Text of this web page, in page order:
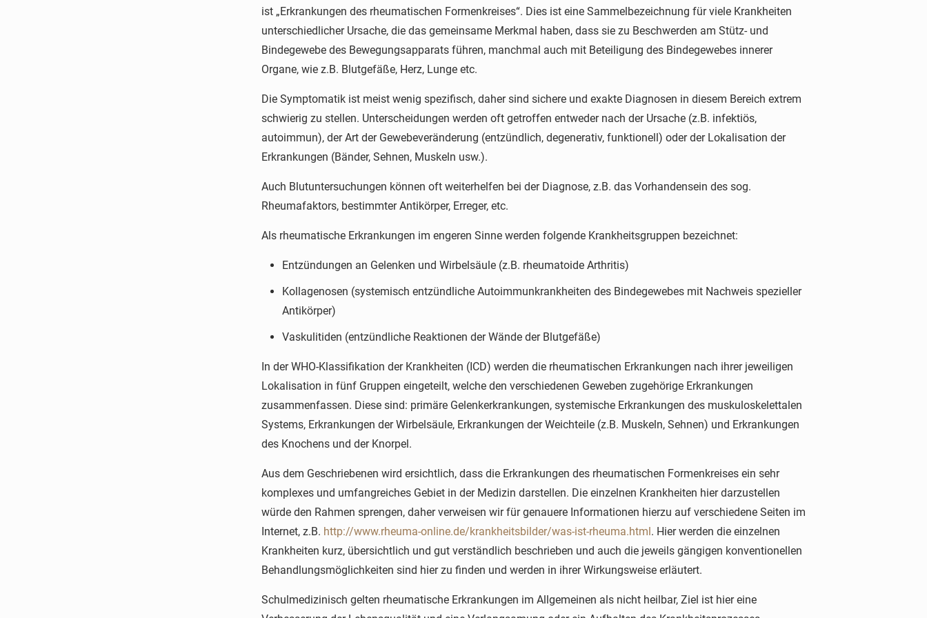
ist „Erkrankungen des rheumatischen Formenkreises“. Dies ist eine Sammelbezeichnung für viele Krankheiten
unterschiedlicher Ursache, die das gemeinsame Merkmal haben, dass sie zu Beschwerden am Stütz- und
Bindegewebe des Bewegungsapparats führen, manchmal auch mit Beteiligung des Bindegewebes innerer
Organe, wie z.B. Blutgefäße, Herz, Lunge etc.
Die Symptomatik ist meist wenig spezifisch, daher sind sichere und exakte Diagnosen in diesem Bereich extrem
schwierig zu stellen. Unterscheidungen werden oft getroffen entweder nach der Ursache (z.B. infektiös,
autoimmun), der Art der Gewebeveränderung (entzündlich, degenerativ, funktionell) oder der Lokalisation der
Erkrankungen (Bänder, Sehnen, Muskeln usw.).
Auch Blutuntersuchungen können oft weiterhelfen bei der Diagnose, z.B. das Vorhandensein des sog.
Rheumafaktors, bestimmter Antikörper, Erreger, etc.
Als rheumatische Erkrankungen im engeren Sinne werden folgende Krankheitsgruppen bezeichnet:
Entzündungen an Gelenken und Wirbelsäule (z.B. rheumatoide Arthritis)
Kollagenosen (systemisch entzündliche Autoimmunkrankheiten des Bindegewebes mit Nachweis spezieller
Antikörper)
Vaskulitiden (entzündliche Reaktionen der Wände der Blutgefäße)
In der WHO-Klassifikation der Krankheiten (ICD) werden die rheumatischen Erkrankungen nach ihrer jeweiligen
Lokalisation in fünf Gruppen eingeteilt, welche den verschiedenen Geweben zugehörige Erkrankungen
zusammenfassen. Diese sind: primäre Gelenkerkrankungen, systemische Erkrankungen des muskuloskelettalen
Systems, Erkrankungen der Wirbelsäule, Erkrankungen der Weichteile (z.B. Muskeln, Sehnen) und Erkrankungen
des Knochens und der Knorpel.
Aus dem Geschriebenen wird ersichtlich, dass die Erkrankungen des rheumatischen Formenkreises ein sehr
komplexes und umfangreiches Gebiet in der Medizin darstellen. Die einzelnen Krankheiten hier darzustellen
würde den Rahmen sprengen, daher verweisen wir für genauere Informationen hierzu auf verschiedene Seiten im
Internet, z.B. http://www.rheuma-online.de/krankheitsbilder/was-ist-rheuma.html. Hier werden die einzelnen
Krankheiten kurz, übersichtlich und gut verständlich beschrieben und auch die jeweils gängigen konventionellen
Behandlungsmöglichkeiten sind hier zu finden und werden in ihrer Wirkungsweise erläutert.
Schulmedizinisch gelten rheumatische Erkrankungen im Allgemeinen als nicht heilbar, Ziel ist hier eine